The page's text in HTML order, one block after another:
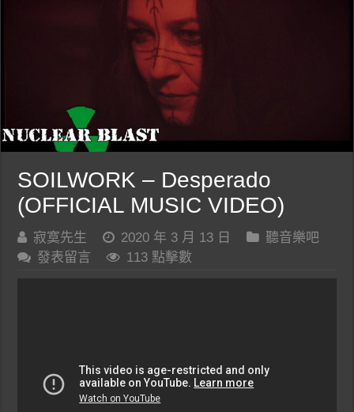
SOILWORK – Desperado
(OFFICIAL MUSIC VIDEO)
寂寞先生 2020 年 3 月 13 日
聽音樂吧
發表留言
113 點擊數